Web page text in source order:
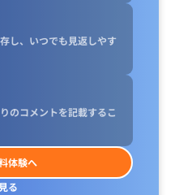
し、いつでも見返しやす
のコメントを記載するこ
体験へ
る